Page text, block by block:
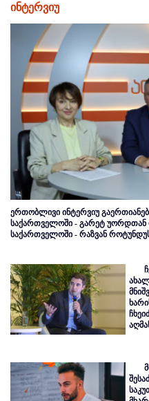
ინტერვიუ
ერთობლივი ინტერვიუ
საქართველოში - გარეტ უორდთან
საქართველოში - რაზვან